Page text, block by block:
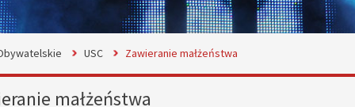
USC Zawieranie małżeństwa
małżeństwa